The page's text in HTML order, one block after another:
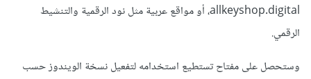
allkeyshop.digital، أو مواقع عربية مثل نود الرقمية والتنشيط
الرقمي.
وستحصل على مفتاح تستطيع استخدامه لتفعيل نسخة الويندوز حسب